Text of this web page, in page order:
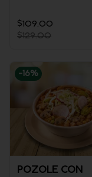
$109.00
$129.00
-16%
POZOLE CON